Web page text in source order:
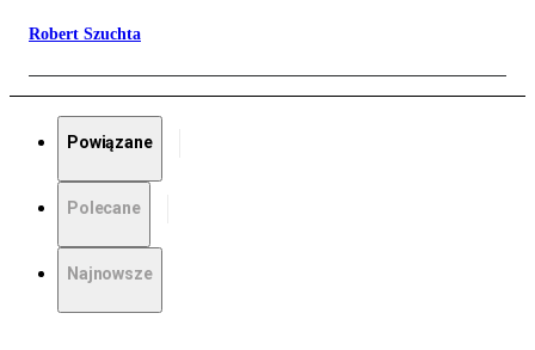
Robert Szuchta
Powiązane
Polecane
Najnowsze